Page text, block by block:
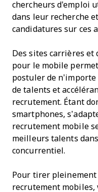
chercheurs d'emploi
dans leur recherche
candidatures sur ces
Des sites carrières
pour le mobile
postuler de
de talents et
recrutement. Étant
smartphones,
recrutement mobile
meilleurs talents
concurrentiel.
Pour tirer
recrutement mobiles,